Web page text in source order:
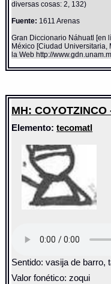
diversas cosas: 2, 132)
Fuente: 1611 Arenas
Gran Diccionario Náhuatl [en
México [Ciudad Universitaria,
la Web http://
MH: COYOTZINCO
Elemento:tecomatl
Sentido: vasija de barro,
Valor fonético: zoqui